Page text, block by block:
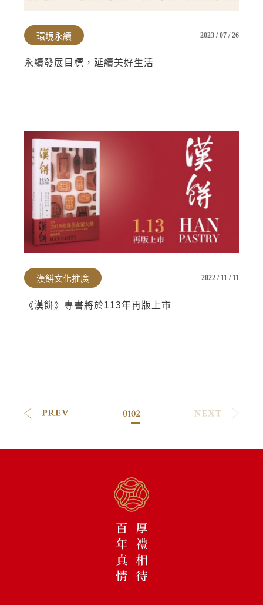
環境永續 2023 / 07 / 26
永續發展目標，延續美好生活
漢餅文化推廣 2022 / 11 / 11
《漢餅》專書將於113年再版上市
0102